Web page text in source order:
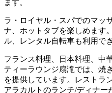
ます。
ラ・ロイヤル・スパでのマッ
ナ、ホットタブを楽しめます
ル、レンタル自転車も利用で
フランス料理、日本料理、中
ティーラウンジ扇滝では、焼
を提供しています。レストラ
アラカルトのランチ/ディナー